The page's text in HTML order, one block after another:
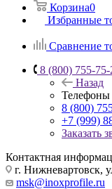
Корзина0
Избранные
Сравнение
8 (800) 755-75-
Назад
Телефоны
8 (800)
+7 (999)
Заказать
Контактная
г. Нижневартовск,
msk@inoxprofile.ru